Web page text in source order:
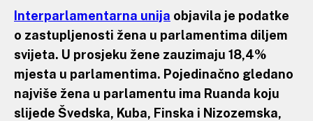
Interparlamentarna unija objavila je podatke
o zastupljenosti žena u parlamentima diljem
svijeta. U prosjeku žene zauzimaju 18,4%
mjesta u parlamentima. Pojedinačno gledano
najviše žena u parlamentu ima Ruanda koju
slijede Švedska, Kuba, Finska i Nizozemska,